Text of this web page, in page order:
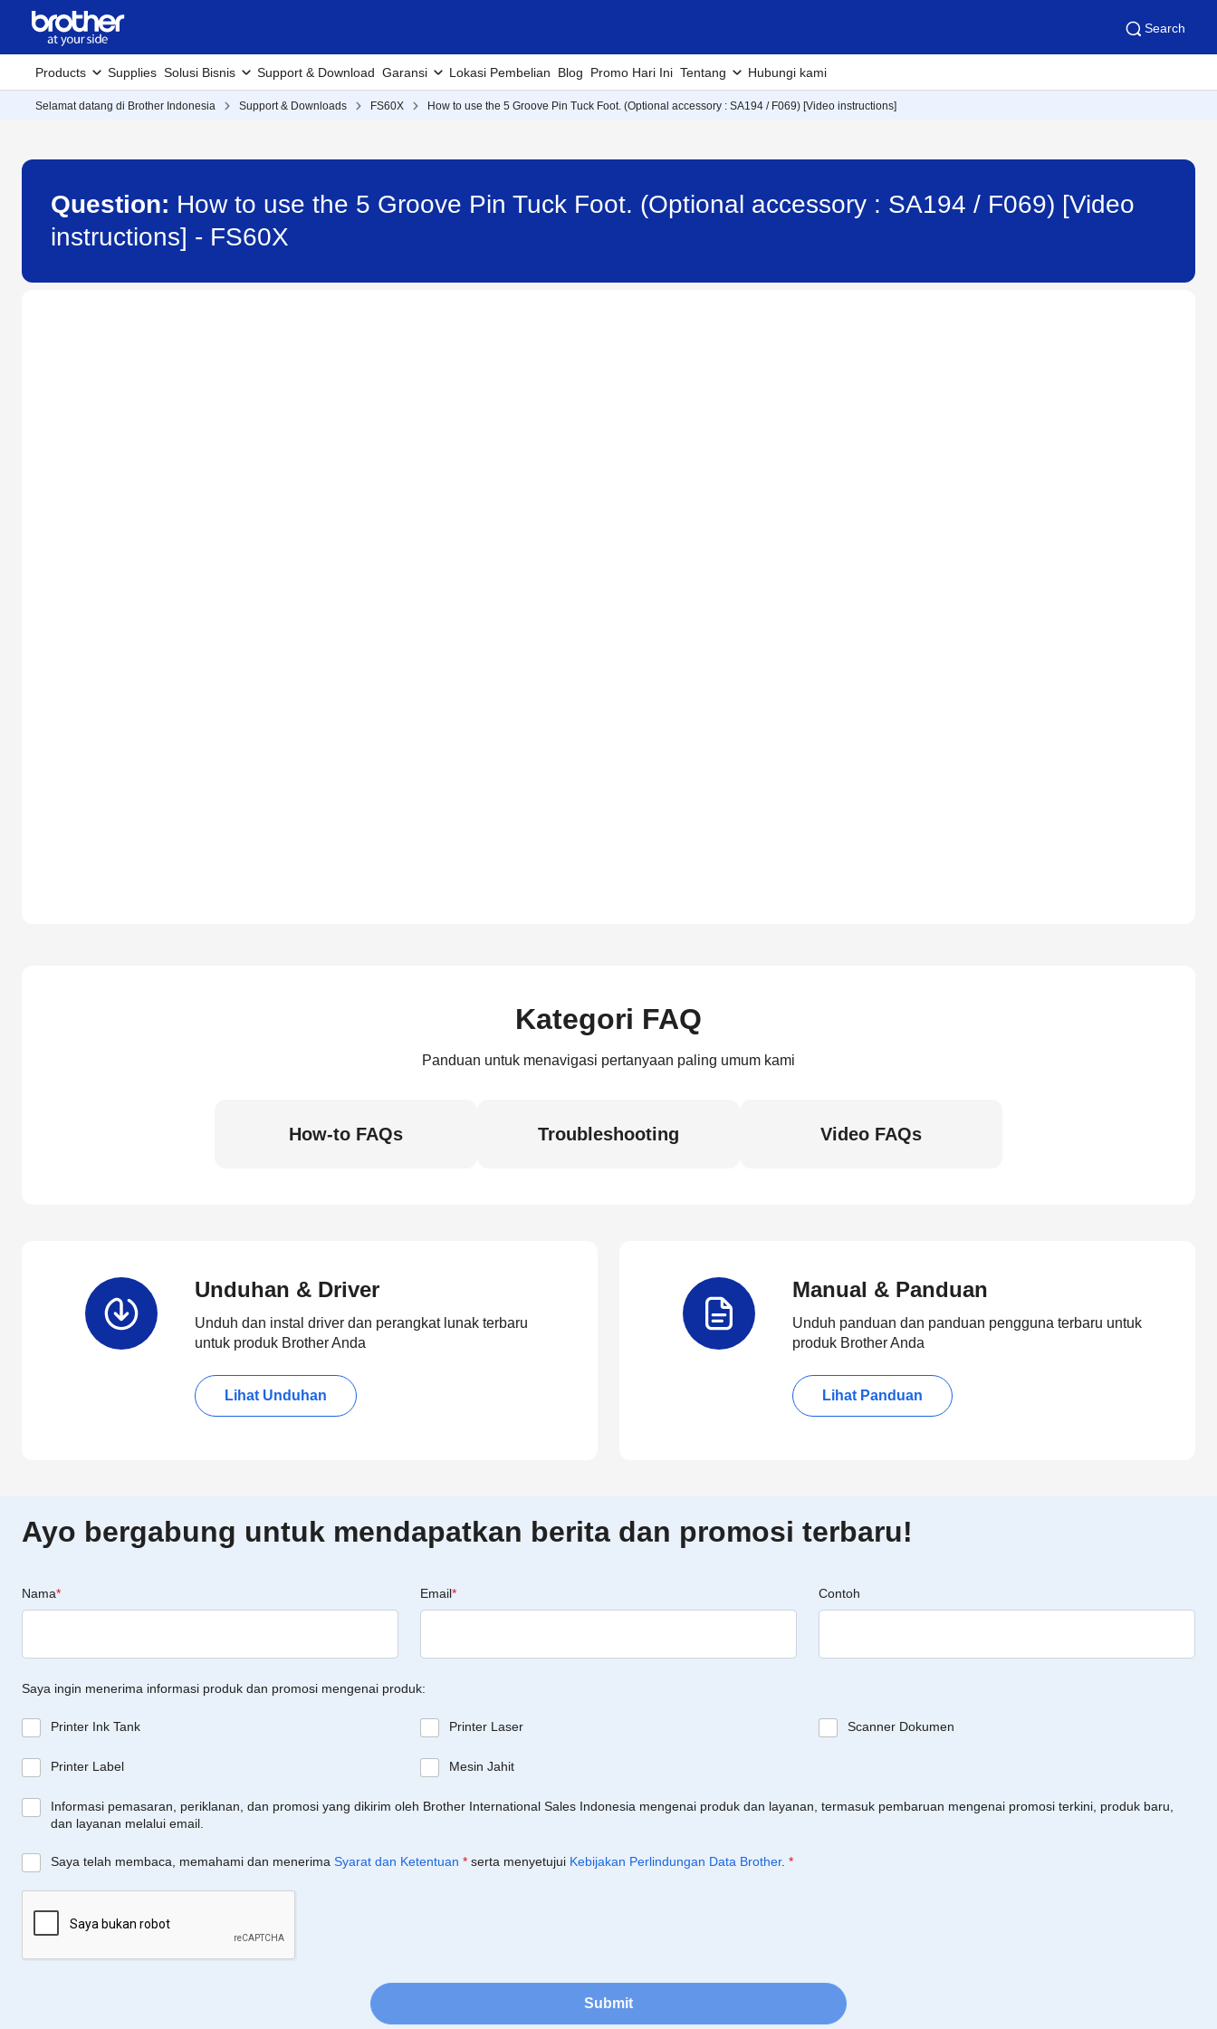
Search
Products Supplies Solusi Bisnis Support & Download Garansi Lokasi Pembelian Blog Promo Hari Ini Tentang Hubungi kami
Selamat datang di Brother Indonesia Support & Downloads FS60X How to use the 5 Groove Pin Tuck Foot. (Optional accessory : SA194 / F069) [Video instructions]
Question: How to use the 5 Groove Pin Tuck Foot. (Optional accessory : SA194 / F069) [Video
instructions] - FS60X
Kategori FAQ
Panduan untuk menavigasi pertanyaan paling umum kami
How-to FAQs Troubleshooting Video FAQs
Unduhan & Driver
Unduh dan instal driver dan perangkat lunak terbaru
untuk produk Brother Anda
Lihat Unduhan
Manual & Panduan
Unduh panduan dan panduan pengguna terbaru untuk
produk Brother Anda
Lihat Panduan
Ayo bergabung untuk mendapatkan berita dan promosi terbaru!
Nama* Email* Contoh
Saya ingin menerima informasi produk dan promosi mengenai produk:
Printer Ink Tank Printer Laser Scanner Dokumen
Printer Label Mesin Jahit
Informasi pemasaran, periklanan, dan promosi yang dikirim oleh Brother International Sales Indonesia mengenai produk dan layanan, termasuk pembaruan mengenai promosi terkini, produk baru,
dan layanan melalui email.
Saya telah membaca, memahami dan menerima Syarat dan Ketentuan * serta menyetujui Kebijakan Perlindungan Data Brother. *
Submit